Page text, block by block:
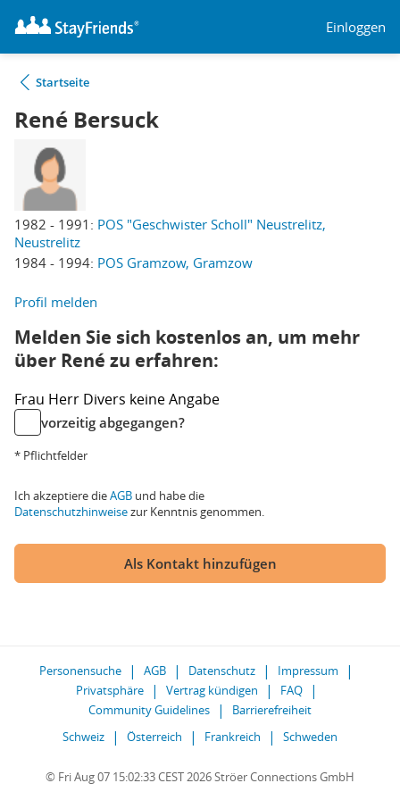
Einloggen
Startseite
René Bersuck
1982 - 1991: POS "Geschwister Scholl" Neustrelitz,
Neustrelitz
1984 - 1994: POS Gramzow, Gramzow
Profil melden
Melden Sie sich kostenlos an, um mehr
über René zu erfahren:
Frau Herr Divers keine Angabe
vorzeitig abgegangen?
* Pflichtfelder
Ich akzeptiere dieAGB und habe die
Datenschutzhinweisezur Kenntnis genommen.
Als Kontakt hinzufügen
Personensuche AGB Datenschutz
Impressum
Privatsphäre
Vertrag kündigen
FAQ
Community Guidelines
Barrierefreiheit
Schweiz
Österreich Frankreich Schweden
© Fri Aug 07 15:02:33 CEST 2026 Ströer Connections GmbH